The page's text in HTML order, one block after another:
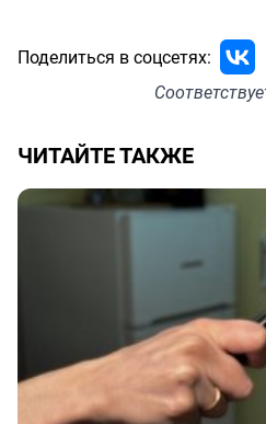
Поделиться в соцсетях:
ЧИТАЙТЕ ТАКЖЕ